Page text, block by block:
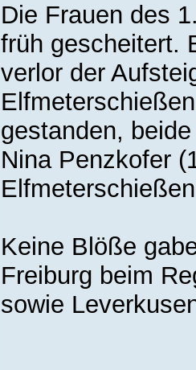
Die Frauen des
früh gescheitert.
verlor der
gestanden,
Nina Penzkofer
Keine Blöße
Freiburg beim
sowie